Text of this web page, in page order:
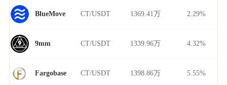
BlueMove CT/USDT 1369.41万 2.29%
9mm CT/USDT 1339.96万 4.32%
Fargobase CT/USDT 1398.86万 5.55%